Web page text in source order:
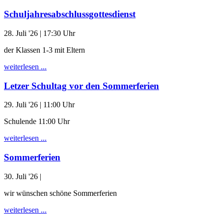
Schuljahresabschlussgottesdienst
28. Juli '26 | 17:30 Uhr
der Klassen 1-3 mit Eltern
weiterlesen ...
Letzer Schultag vor den Sommerferien
29. Juli '26 | 11:00 Uhr
Schulende 11:00 Uhr
weiterlesen ...
Sommerferien
30. Juli '26 |
wir wünschen schöne Sommerferien
weiterlesen ...